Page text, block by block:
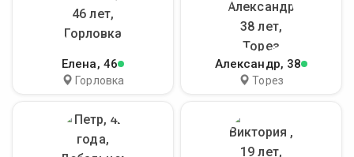
Елена, 46
Горловка
Александр, 38
Торез